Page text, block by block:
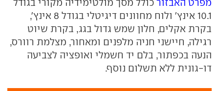
10.1 אינץ' ולוח מחוונים דיגיטלי בגודל 8 אינץ',
בקרת אקלים, חלון שמש גדול בגג, בקרת שיוט
רגילה, חיישני חניה מלפנים ומאחור, מצלמת רוורס,
הנעה בכפתור, בלם יד חשמלי ואופציה לצביעה
דו-גונית ללא תשלום נוסף.